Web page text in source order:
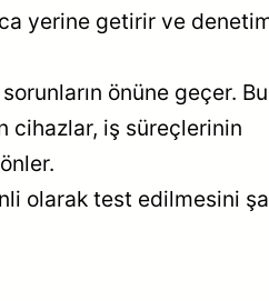
yerine getirir ve
önüne geçer.
cihazlar, iş süreçlerinin
olarak test edilmesini